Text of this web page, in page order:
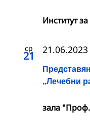
Институт
ср
21
„Лечебни
21.06.2023
зала